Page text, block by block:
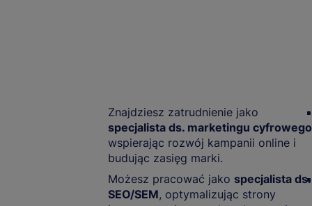
Znajdziesz zatrudnienie jako
specjalista ds. marketingu cyfrowego
wspierając rozwój kampanii online i
budując zasięg marki.
Możesz pracować jako specjalista ds.
SEO/SEM, optymalizując strony